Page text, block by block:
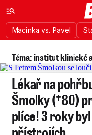
Macinka vs. Pavel
Téma: institut klinické
Lékař na
Šmolky (†80)
plíce! 3 roky